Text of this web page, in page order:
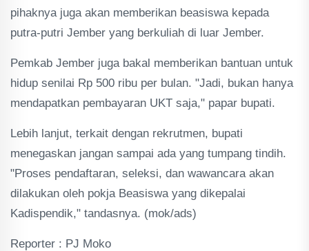
pihaknya juga akan memberikan beasiswa kepada
putra-putri Jember yang berkuliah di luar Jember.
Pemkab Jember juga bakal memberikan bantuan untuk
hidup senilai Rp 500 ribu per bulan. "Jadi, bukan hanya
mendapatkan pembayaran UKT saja," papar bupati.
Lebih lanjut, terkait dengan rekrutmen, bupati
menegaskan jangan sampai ada yang tumpang tindih.
"Proses pendaftaran, seleksi, dan wawancara akan
dilakukan oleh pokja Beasiswa yang dikepalai
Kadispendik," tandasnya. (mok/ads)
Reporter : PJ Moko